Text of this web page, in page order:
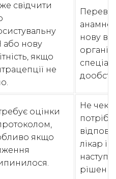
свідчити
або нову
якщо
не
нову
оцінки
якщо
Не
лікар і